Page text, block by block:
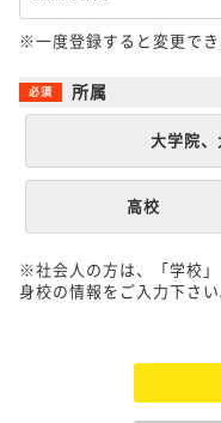
※一度登録すると変更でき
所属
大学院、
高校
※社会人の方は、「学校
身校の情報をご入力下さい